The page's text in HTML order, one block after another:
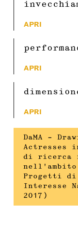
APRI
APRI
APRI
DaMA –
Actresses
di ricerca
nell’ambito
Progetti
Interesse
2017)